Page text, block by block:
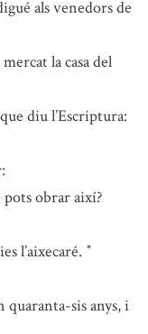
als venedors de
la casa del
diu l’Escriptura:
obrar així?
l’aixecaré. *
sis anys, i